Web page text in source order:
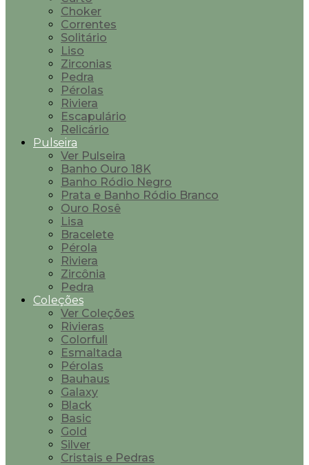
Choker
Correntes
Solitário
Liso
Zirconias
Pedra
Pérolas
Riviera
Escapulário
Relicário
Pulseira
Ver Pulseira
Banho Ouro 18K
Banho Ródio Negro
Prata e Banho Ródio Branco
Ouro Rosê
Lisa
Bracelete
Pérola
Riviera
Zircônia
Pedra
Coleções
Ver Coleções
Rivieras
Colorfull
Esmaltada
Pérolas
Bauhaus
Galaxy
Black
Basic
Gold
Silver
Cristais e Pedras